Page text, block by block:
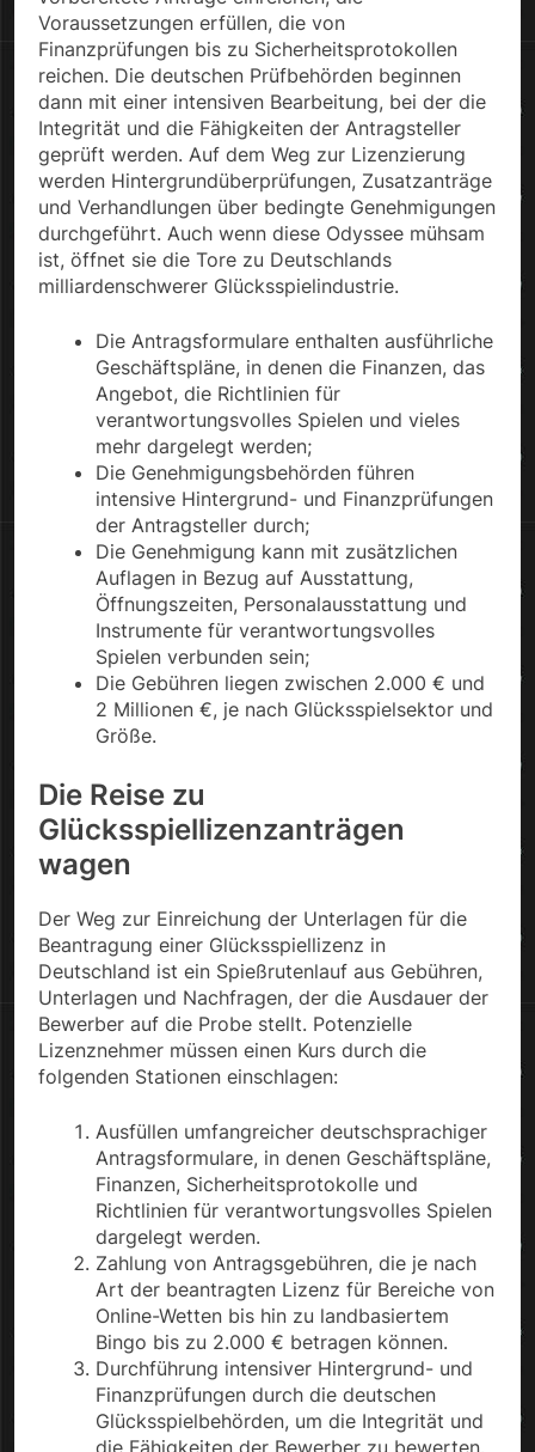
Voraussetzungen erfüllen, die von
Finanzprüfungen bis zu Sicherheitsprotokollen
reichen. Die deutschen Prüfbehörden beginnen
dann mit einer intensiven Bearbeitung, bei der die
Integrität und die Fähigkeiten der Antragsteller
geprüft werden. Auf dem Weg zur Lizenzierung
werden Hintergrundüberprüfungen, Zusatzanträge
und Verhandlungen über bedingte Genehmigungen
durchgeführt. Auch wenn diese Odyssee mühsam
ist, öffnet sie die Tore zu Deutschlands
milliardenschwerer Glücksspielindustrie.
Die Antragsformulare enthalten ausführliche
Geschäftspläne, in denen die Finanzen, das
Angebot, die Richtlinien für
verantwortungsvolles Spielen und vieles
mehr dargelegt werden;
Die Genehmigungsbehörden führen
intensive Hintergrund- und Finanzprüfungen
der Antragsteller durch;
Die Genehmigung kann mit zusätzlichen
Auflagen in Bezug auf Ausstattung,
Öffnungszeiten, Personalausstattung und
Instrumente für verantwortungsvolles
Spielen verbunden sein;
Die Gebühren liegen zwischen 2.000 € und
2 Millionen €, je nach Glücksspielsektor und
Größe.
Die Reise zu
Glücksspiellizenzanträgen
wagen
Der Weg zur Einreichung der Unterlagen für die
Beantragung einer Glücksspiellizenz in
Deutschland ist ein Spießrutenlauf aus Gebühren,
Unterlagen und Nachfragen, der die Ausdauer der
Bewerber auf die Probe stellt. Potenzielle
Lizenznehmer müssen einen Kurs durch die
folgenden Stationen einschlagen:
Ausfüllen umfangreicher deutschsprachiger
Antragsformulare, in denen Geschäftspläne,
Finanzen, Sicherheitsprotokolle und
Richtlinien für verantwortungsvolles Spielen
dargelegt werden.
Zahlung von Antragsgebühren, die je nach
Art der beantragten Lizenz für Bereiche von
Online-Wetten bis hin zu landbasiertem
Bingo bis zu 2.000 € betragen können.
Durchführung intensiver Hintergrund- und
Finanzprüfungen durch die deutschen
Glücksspielbehörden, um die Integrität und